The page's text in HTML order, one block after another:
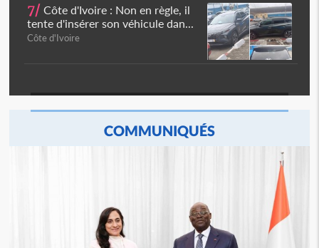
7/ Côte d'Ivoire : Non en règle, il
tente d'insérer son véhicule dan...
Côte d'Ivoire
COMMUNIQUÉS